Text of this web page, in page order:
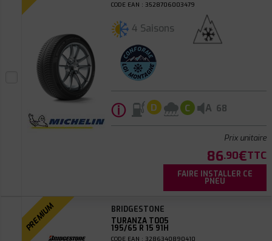
CODE EAN : 3528706003479
4 Saisons
ⓘ D C A 68
Prix unitaire
86.90€TTC
FAIRE INSTALLER CE
PNEU
PREMIUM
BRIDGESTONE
TURANZA T005
195/65 R 15 91H
CODE EAN : 3286340890410